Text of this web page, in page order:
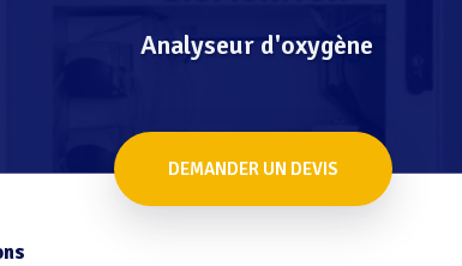
Analyseur d'oxygène
DEMANDER UN DEVIS